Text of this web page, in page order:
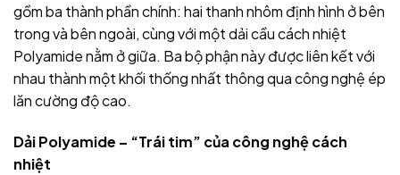
gồm ba thành phần chính: hai thanh nhôm định hình ở bên
trong và bên ngoài, cùng với một dải cầu cách nhiệt
Polyamide nằm ở giữa. Ba bộ phận này được liên kết với
nhau thành một khối thống nhất thông qua công nghệ ép
lăn cường độ cao.
Dải Polyamide – “Trái tim” của công nghệ cách
nhiệt